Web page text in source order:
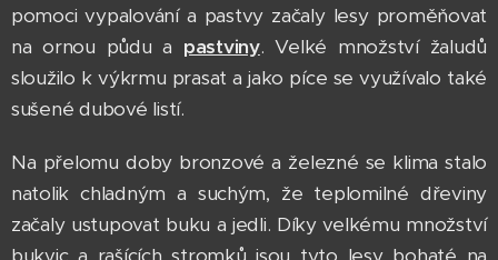
pomoci vypalování a pastvy začaly lesy proměňovat
na ornou půdu a pastviny. Velké množství žaludů
sloužilo k výkrmu prasat a jako píce se využívalo také
sušené dubové listí.
Na přelomu doby bronzové a železné se klima stalo
natolik chladným a suchým, že teplomilné dřeviny
začaly ustupovat buku a jedli. Díky velkému množství